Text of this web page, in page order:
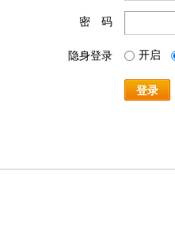
密 码
隐身登录 开启
登录